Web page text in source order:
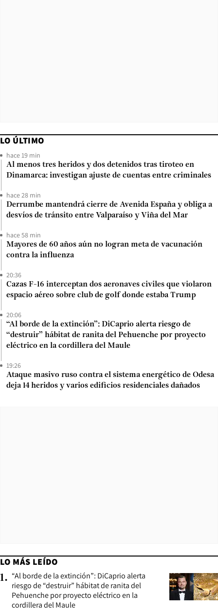
LO ÚLTIMO
hace 19 min
Al menos tres heridos y dos detenidos tras tiroteo en
Dinamarca: investigan ajuste de cuentas entre criminales
hace 28 min
Derrumbe mantendrá cierre de Avenida España y obliga a
desvíos de tránsito entre Valparaíso y Viña del Mar
hace 58 min
Mayores de 60 años aún no logran meta de vacunación
contra la influenza
20:36
Cazas F-16 interceptan dos aeronaves civiles que violaron
espacio aéreo sobre club de golf donde estaba Trump
20:06
“Al borde de la extinción”: DiCaprio alerta riesgo de
“destruir” hábitat de ranita del Pehuenche por proyecto
eléctrico en la cordillera del Maule
19:26
Ataque masivo ruso contra el sistema energético de Odesa
deja 14 heridos y varios edificios residenciales dañados
LO MÁS LEÍDO
1. “Al borde de la extinción”: DiCaprio alerta
riesgo de “destruir” hábitat de ranita del
Pehuenche por proyecto eléctrico en la
cordillera del Maule